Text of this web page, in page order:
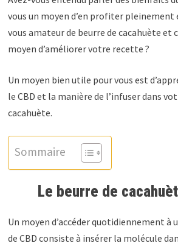
vous un moyen d’en profiter pleinement
vous amateur de beurre de cacahuète et
moyen d’améliorer votre recette ?
Un moyen bien utile pour vous est
le CBD et la manière de l’infuser dans
cacahuète.
Sommaire
Le beurre de
Un moyen d’accéder quotidiennement à
de CBD consiste à insérer la molécule